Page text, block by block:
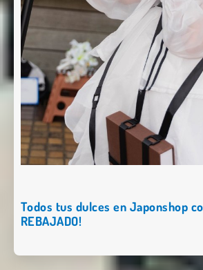
Todos tus dulces en Japonshop
REBAJADO!